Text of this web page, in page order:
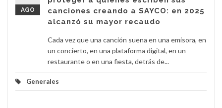
AGO
canciones creando a SAYCO: en 2025
alcanzó su mayor recaudo
Cada vez que una canción suena en una emisora, en
un concierto, en una plataforma digital, en un
restaurante o en una fiesta, detrás de...
Generales